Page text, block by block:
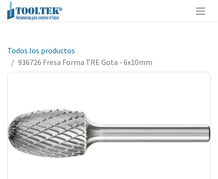
Todos los productos
936726 Fresa Forma TRE Gota - 6x10mm